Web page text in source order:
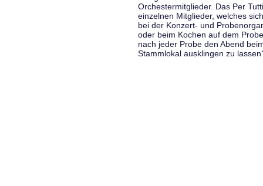
Orchestermitglieder. Das Per
einzelnen Mitglieder, welches
bei der Konzert- und
oder beim Kochen auf dem
nach jeder Probe den Abend
Stammlokal ausklingen zu